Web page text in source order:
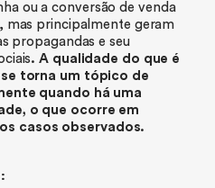
ou a conversão de venda
mas principalmente geram
propagandas e seu
. A qualidade do que é
torna um tópico de
quando há uma
o que ocorre em
casos observados.